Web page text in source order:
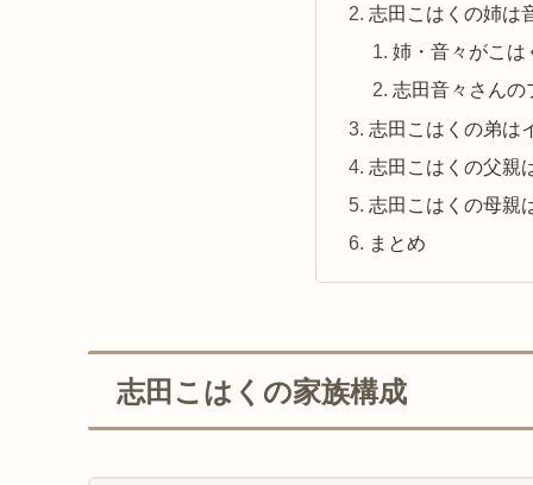
志田こはくの姉は
姉・音々がこは
志田音々さんの
志田こはくの弟は
志田こはくの父親
志田こはくの母親
まとめ
志田こはくの家族構成